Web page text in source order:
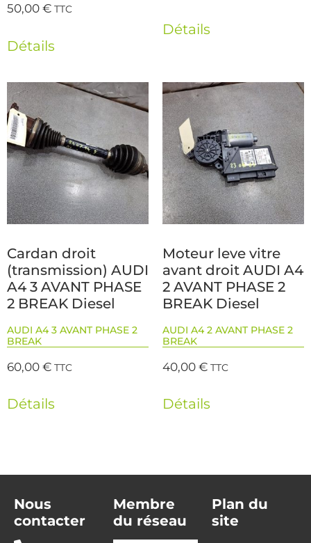
50,00€ TTC
Détails
Détails
Cardan droit
(transmission) AUDI
A4 3 AVANT PHASE
2 BREAK Diesel
AUDI A4 3 AVANT PHASE 2
BREAK
60,00€ TTC
Détails
Moteur leve vitre
avant droit AUDI A4
2 AVANT PHASE 2
BREAK Diesel
AUDI A4 2 AVANT PHASE 2
BREAK
40,00€ TTC
Détails
Nous
contacter
Membre
du réseau
Plan du
site